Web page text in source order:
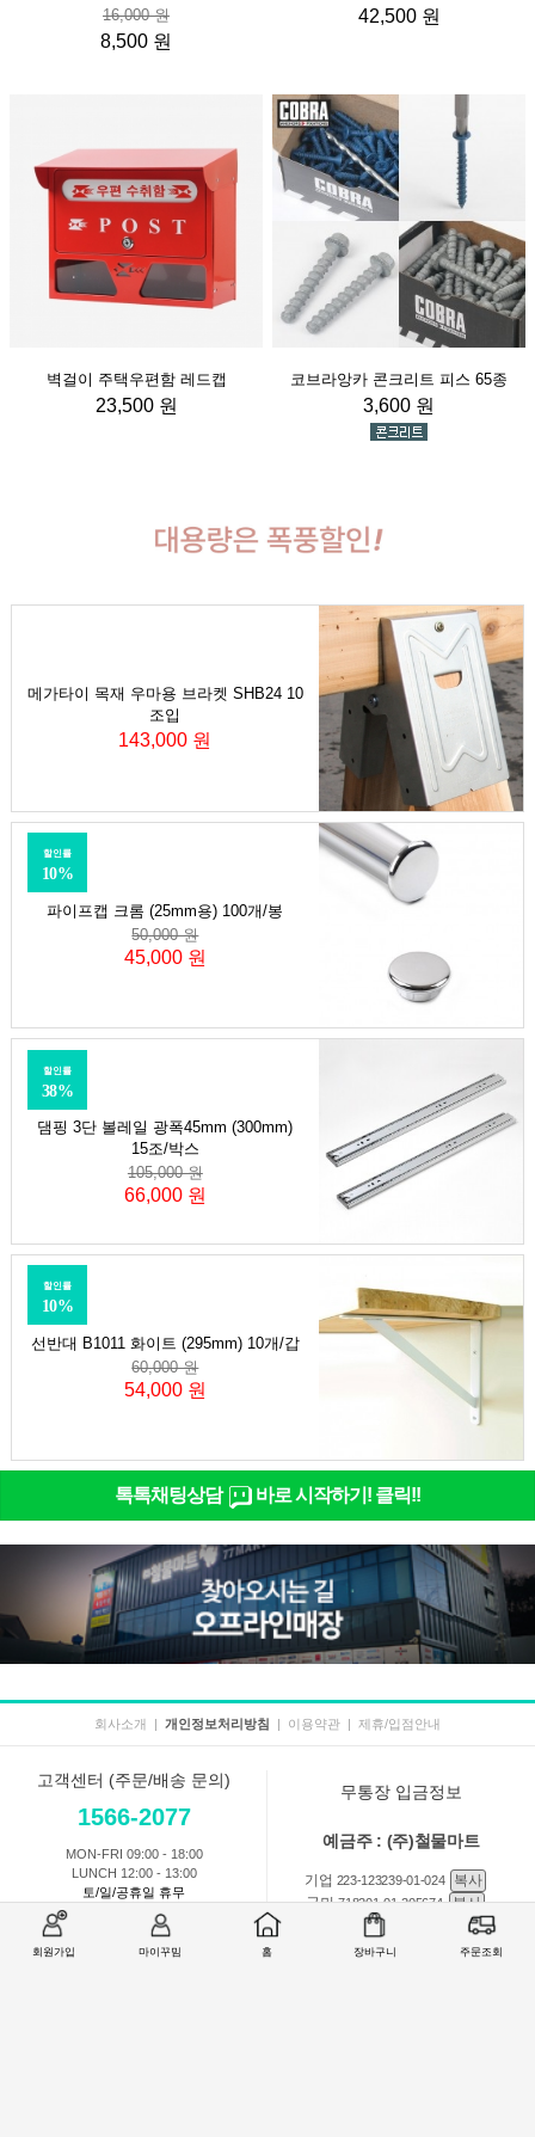
회원가입 마이꾸밈 홈 장바구니 주문조회
16,000 원
8,500 원
42,500 원
벽걸이 주택우편함 레드캡
23,500 원
코브라앙카 콘크리트 피스 65종
3,600 원
메가타이 목재 우마용 브라켓 SHB24 10
조입
143,000 원
파이프캡 크롬 (25mm용) 100개/봉
할인률
10%
50,000 원
45,000 원
댐핑 3단 볼레일 광폭45mm (300mm)
15조/박스
할인률
38%
105,000 원
66,000 원
선반대 B1011 화이트 (295mm) 10개/갑
할인률
10%
60,000 원
54,000 원
톡톡채팅상담 바로 시작하기! 클릭!!
회사소개 | 개인정보처리방침 | 이용약관 | 제휴/입점안내
고객센터 (주문/배송 문의)
1566-2077
MON-FRI 09:00 - 18:00
LUNCH 12:00 - 13:00
토/일/공휴일 휴무
무통장 입금정보
예금주 : (주)철물마트
기업 223-123239-01-024
복사
국민718201-01-205674
복사
301-0168-3882-11 복사